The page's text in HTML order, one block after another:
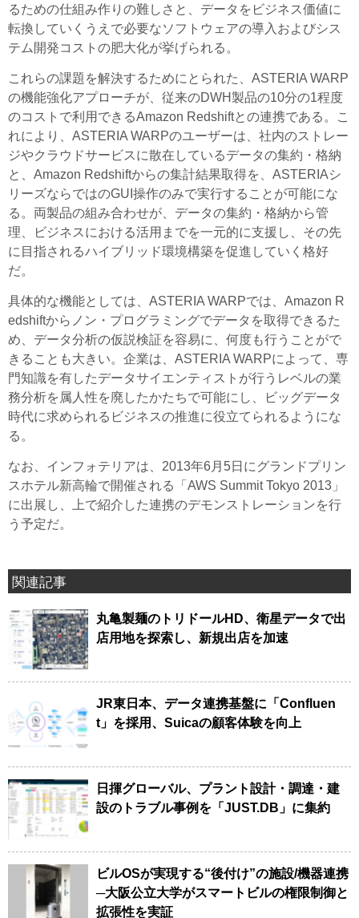
るための仕組み作りの難しさと、データをビジネス価値に
転換していくうえで必要なソフトウェアの導入およびシス
テム開発コストの肥大化が挙げられる。
これらの課題を解決するためにとられた、ASTERIA WARP
の機能強化アプローチが、従来のDWH製品の10分の1程度
のコストで利用できるAmazon Redshiftとの連携である。こ
れにより、ASTERIA WARPのユーザーは、社内のストレー
ジやクラウドサービスに散在しているデータの集約・格納
と、Amazon Redshiftからの集計結果取得を、ASTERIAシ
リーズならではのGUI操作のみで実行することが可能にな
る。両製品の組み合わせが、データの集約・格納から管
理、ビジネスにおける活用までを一元的に支援し、その先
に目指されるハイブリッド環境構築を促進していく格好
だ。
具体的な機能としては、ASTERIA WARPでは、Amazon R
edshiftからノン・プログラミングでデータを取得できるた
め、データ分析の仮説検証を容易に、何度も行うことがで
きることも大きい。企業は、ASTERIA WARPによって、専
門知識を有したデータサイエンティストが行うレベルの業
務分析を属人性を廃したかたちで可能にし、ビッグデータ
時代に求められるビジネスの推進に役立てられるようにな
る。
なお、インフォテリアは、2013年6月5日にグランドプリン
スホテル新高輪で開催される「AWS Summit Tokyo 2013」
に出展し、上で紹介した連携のデモンストレーションを行
う予定だ。
関連記事
丸亀製麺のトリドールHD、衛星データで出
店用地を探索し、新規出店を加速
JR東日本、データ連携基盤に「Confluen
t」を採用、Suicaの顧客体験を向上
日揮グローバル、プラント設計・調達・建
設のトラブル事例を「JUST.DB」に集約
ビルOSが実現する“後付け”の施設/機器連携
─大阪公立大学がスマートビルの権限制御と
拡張性を実証